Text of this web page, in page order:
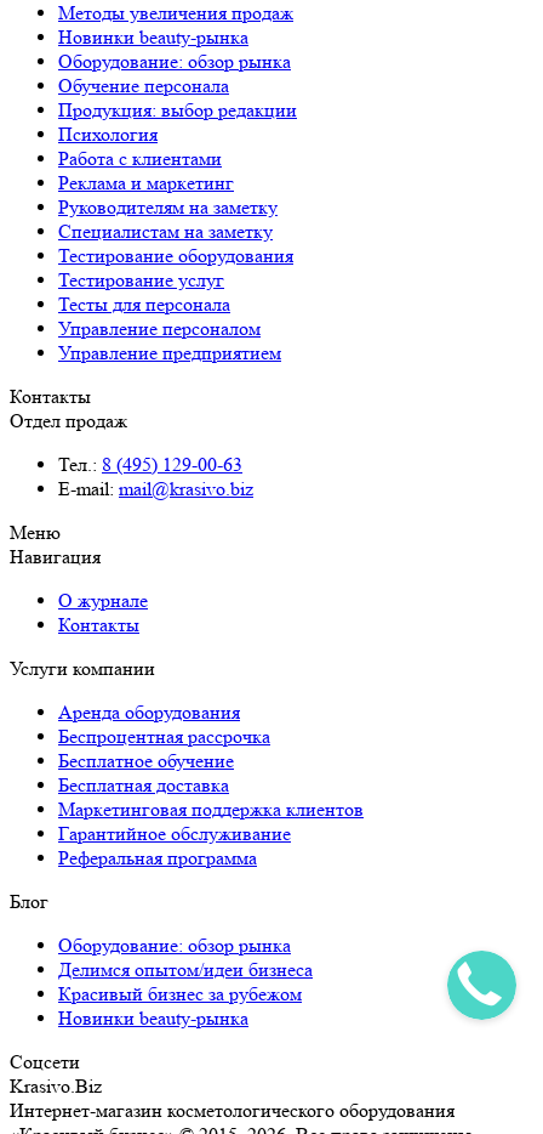
Методы увеличения продаж
Новинки beauty-рынка
Оборудование: обзор рынка
Обучение персонала
Продукция: выбор редакции
Психология
Работа с клиентами
Реклама и маркетинг
Руководителям на заметку
Специалистам на заметку
Тестирование оборудования
Тестирование услуг
Тесты для персонала
Управление персоналом
Управление предприятием
Контакты
Отдел продаж
Тел.: 8 (495) 129-00-63
E-mail: mail@krasivo.biz
Меню
Навигация
О журнале
Контакты
Услуги компании
Аренда оборудования
Беспроцентная рассрочка
Бесплатное обучение
Бесплатная доставка
Маркетинговая поддержка клиентов
Гарантийное обслуживание
Реферальная программа
Блог
Оборудование: обзор рынка
Делимся опытом/идеи бизнеса
Красивый бизнес за рубежом
Новинки beauty-рынка
Соцсети
Krasivo.Biz
Интернет-магазин косметологического оборудования